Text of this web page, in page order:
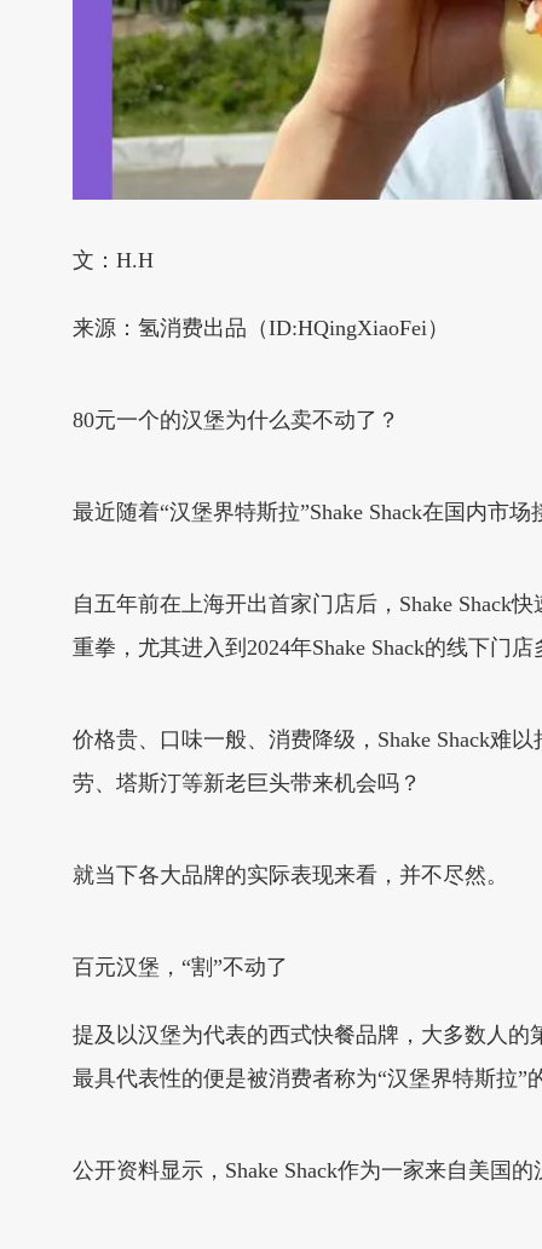
文：H.H
来源：氢消费出品（ID:HQingXiaoFei）
80元一个的汉堡为什么卖不动了？
最近随着“汉堡界特斯拉”Shake Shack在国内市
自五年前在上海开出首家门店后，Shake Shack
重拳，尤其进入到2024年Shake Shack的线下门
价格贵、口味一般、消费降级，Shake Shack难
劳、塔斯汀等新老巨头带来机会吗？
就当下各大品牌的实际表现来看，并不尽然。
百元汉堡，“割”不动了
提及以汉堡为代表的西式快餐品牌，大多数人
最具代表性的便是被消费者称为“汉堡界特斯拉”
公开资料显示，Shake Shack作为一家来自美国